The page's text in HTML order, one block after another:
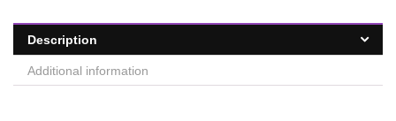
Description
Additional information